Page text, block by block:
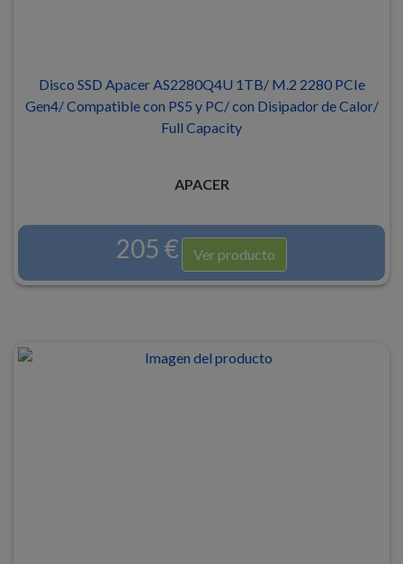
Disco SSD Apacer AS2280Q4U 1TB/ M.2 2280 PCIe
Gen4/ Compatible con PS5 y PC/ con Disipador de Calor/
Full Capacity
APACER
205 € Ver producto